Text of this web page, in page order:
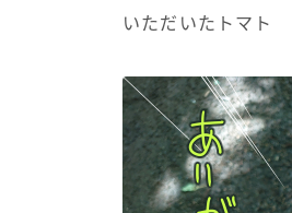
いただいたトマト